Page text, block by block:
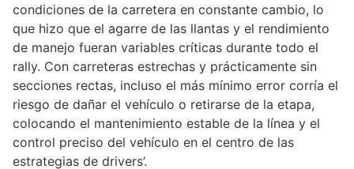
condiciones de la carretera en constante cambio, lo
que hizo que el agarre de las llantas y el rendimiento
de manejo fueran variables críticas durante todo el
rally. Con carreteras estrechas y prácticamente sin
secciones rectas, incluso el más mínimo error corría el
riesgo de dañar el vehículo o retirarse de la etapa,
colocando el mantenimiento estable de la línea y el
control preciso del vehículo en el centro de las
estrategias de drivers’.